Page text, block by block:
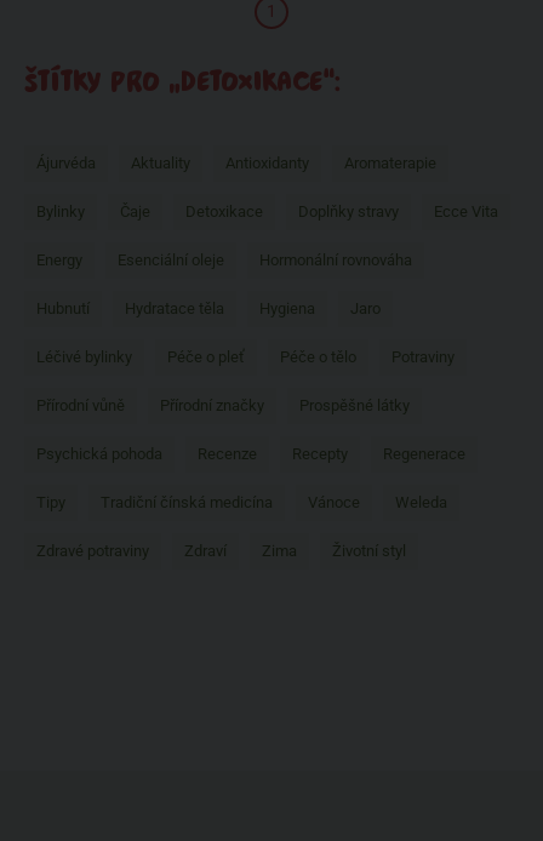
1
ŠTÍTKY PRO „DETOXIKACE“:
Ájurvéda Aktuality Antioxidanty Aromaterapie
Bylinky Čaje Detoxikace Doplňky stravy Ecce Vita
Energy Esenciální oleje Hormonální rovnováha
Hubnutí Hydratace těla Hygiena Jaro
Léčivé bylinky Péče o pleť Péče o tělo Potraviny
Přírodní vůně Přírodní značky Prospěšné látky
Psychická pohoda Recenze Recepty Regenerace
Tipy Tradiční čínská medicína Vánoce Weleda
Zdravé potraviny Zdraví Zima Životní styl